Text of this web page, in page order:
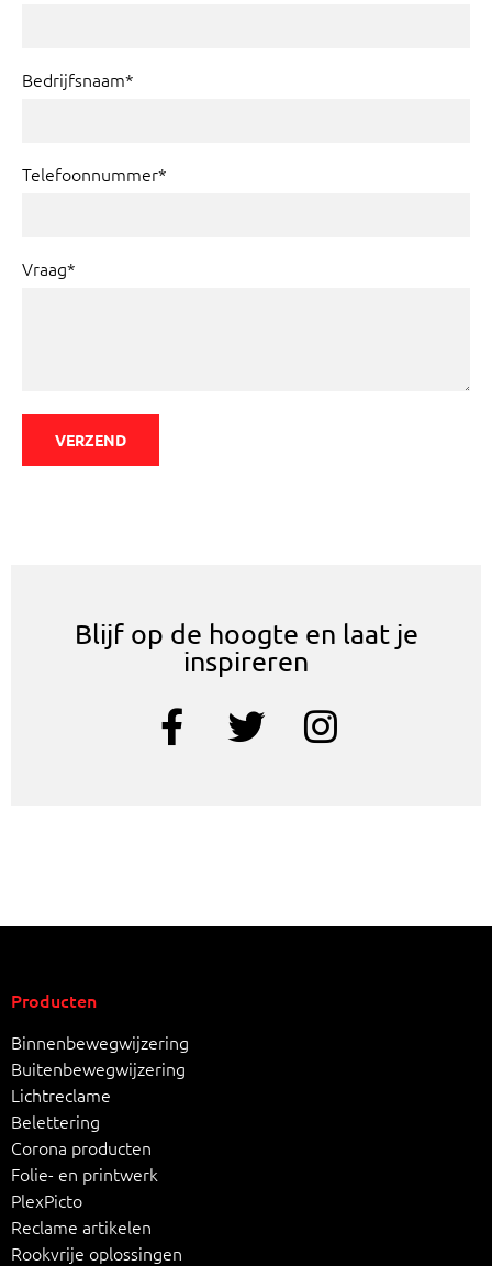
Bedrijfsnaam*
Telefoonnummer*
Vraag*
VERZEND
Blijf op de hoogte en laat je
inspireren
Producten
Binnenbewegwijzering
Buitenbewegwijzering
Lichtreclame
Belettering
Corona producten
Folie- en printwerk
PlexPicto
Reclame artikelen
Rookvrije oplossingen